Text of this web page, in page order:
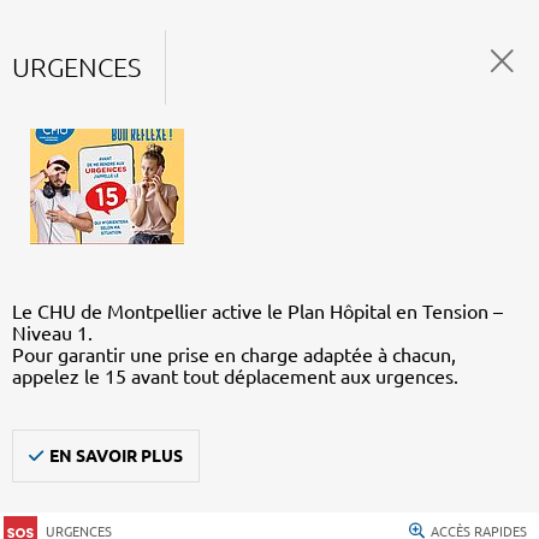
URGENCES
Le CHU de Montpellier active le Plan Hôpital en Tension –
Niveau 1.
Pour garantir une prise en charge adaptée à chacun,
appelez le 15 avant tout déplacement aux urgences.
EN SAVOIR PLUS
URGENCES ACCÈS RAPIDES